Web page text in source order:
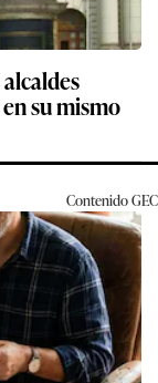
su mismo
ContenidoGEC